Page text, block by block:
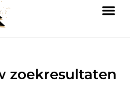
zoekresultaten